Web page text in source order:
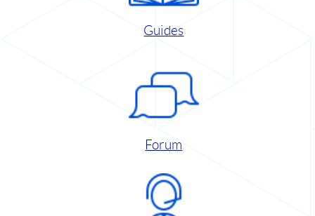
Guides
Forum